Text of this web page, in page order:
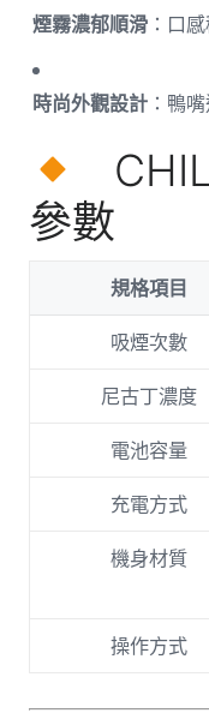
煙霧濃郁順滑：口
時尚外觀設計：鴨
參數
規格項目
吸煙次數
尼古丁濃度
電池容量
充電方式
機身材質
操作方式